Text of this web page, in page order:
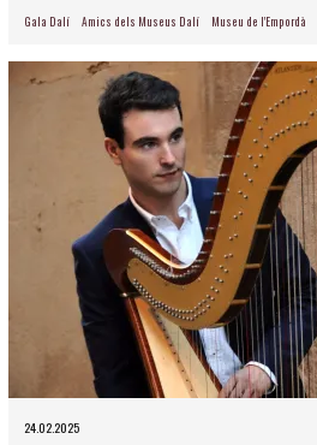
Gala Dalí Amics dels Museus Dalí Museu de l'Empordà
24.02.2025